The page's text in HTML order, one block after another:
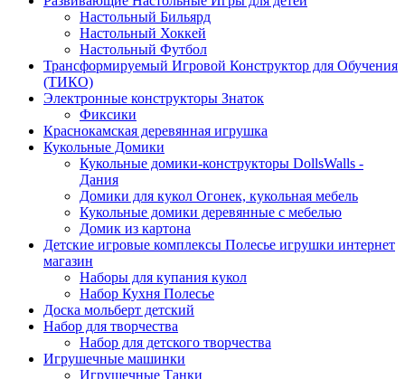
Настольный Бильярд
Настольный Хоккей
Настольный Футбол
Трансформируемый Игровой Конструктор для Обучения
(ТИКО)
Электронные конструкторы Знаток
Фиксики
Краснокамская деревянная игрушка
Кукольные Домики
Кукольные домики-конструкторы DollsWalls -
Дания
Домики для кукол Огонек, кукольная мебель
Кукольные домики деревянные с мебелью
Домик из картона
Детские игровые комплексы Полесье игрушки интернет
магазин
Наборы для купания кукол
Набор Кухня Полесье
Доска мольберт детский
Набор для творчества
Набор для детского творчества
Игрушечные машинки
Игрушечные Танки